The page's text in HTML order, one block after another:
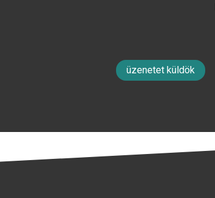
üzenetet küldök